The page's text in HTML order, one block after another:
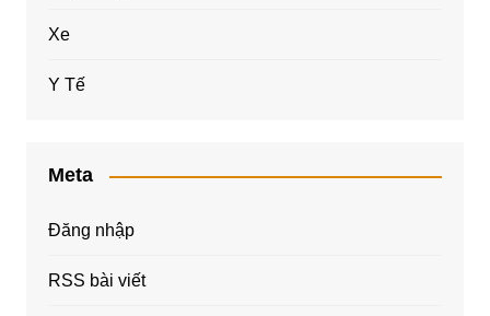
Xe
Y Tế
Meta
Đăng nhập
RSS bài viết